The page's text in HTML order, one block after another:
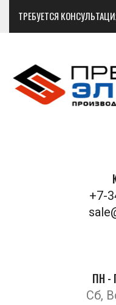
ТРЕБУЕТСЯ
+7-
ПН -
Сб,